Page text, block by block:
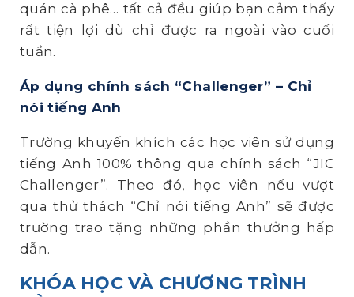
quán cà phê… tất cả đều giúp bạn cảm thấy
rất tiện lợi dù chỉ được ra ngoài vào cuối
tuần.
Áp dụng chính sách “Challenger” – Chỉ
nói tiếng Anh
Trường khuyến khích các học viên sử dụng
tiếng Anh 100% thông qua chính sách “JIC
Challenger”. Theo đó, học viên nếu vượt
qua thử thách “Chỉ nói tiếng Anh” sẽ được
trường trao tặng những phần thưởng hấp
dẫn.
KHÓA HỌC VÀ CHƯƠNG TRÌNH